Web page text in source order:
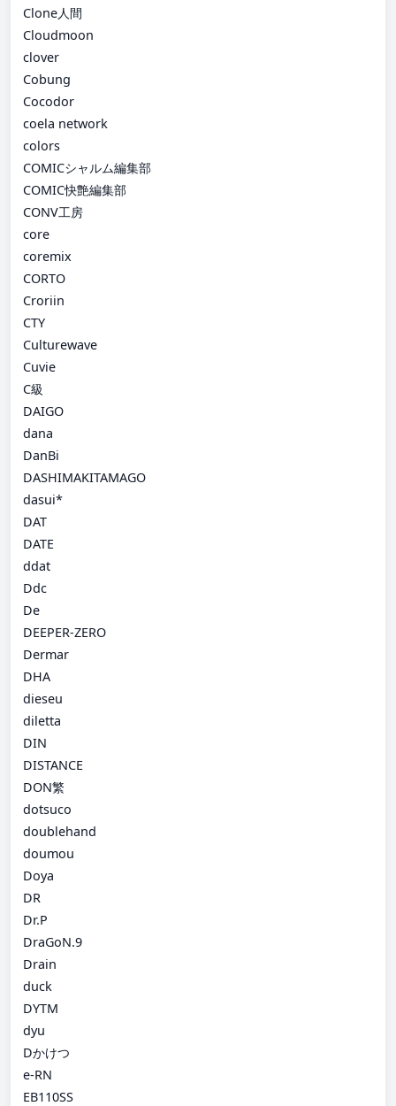
Clone人間
Cloudmoon
clover
Cobung
Cocodor
coela network
colors
COMICシャルム編集部
COMIC快艶編集部
CONV工房
core
coremix
CORTO
Croriin
CTY
Culturewave
Cuvie
C級
DAIGO
dana
DanBi
DASHIMAKITAMAGO
dasui*
DAT
DATE
ddat
Ddc
De
DEEPER-ZERO
Dermar
DHA
dieseu
diletta
DIN
DISTANCE
DON繁
dotsuco
doublehand
doumou
Doya
DR
Dr.P
DraGoN.9
Drain
duck
DYTM
dyu
Dかけつ
e-RN
EB110SS